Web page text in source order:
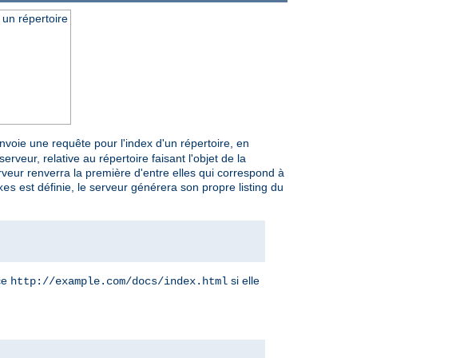
répertoire
une requête pour l'index d'un répertoire, en
relative au répertoire faisant l'objet de la
renverra la première d'entre elles qui correspond à
est définie, le serveur générera son propre listing du
http://example.com/docs/index.html si elle